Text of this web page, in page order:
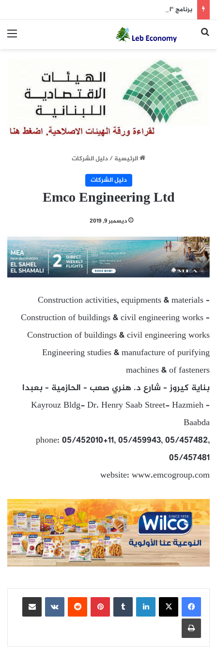
برنامج “امان” في خطر؟
بحث عن
الرئيسية/دليل الشركات
دليل الشركات
Emco Engineering Ltd
ديسمبر 9, 2019
Construction activities, equipments & materials –
Construction of buildings & civil engineering works –
Construction of buildings & civil engineering works
Engineering studies & manufacture of purifying
machines & of fasteners
بناية كيروز – شارع د. هنري صعب – الحازمية – بعبدا
Kayrouz Bldg- Dr. Henry Saab Street- Hazmieh –
Baabda
phone: 05/452010+11, 05/459943, 05/457482,
05/457481
website: www.emcogroup.com
لينكدإن بينتيريست
مشاركة عبر البريد
طباعة